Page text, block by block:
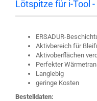
Lötspitze für i-Tool
ERSADUR-
Aktivbereich für
Aktivoberflächen
Perfekter
Langlebig
geringe Kosten
Bestelldaten: